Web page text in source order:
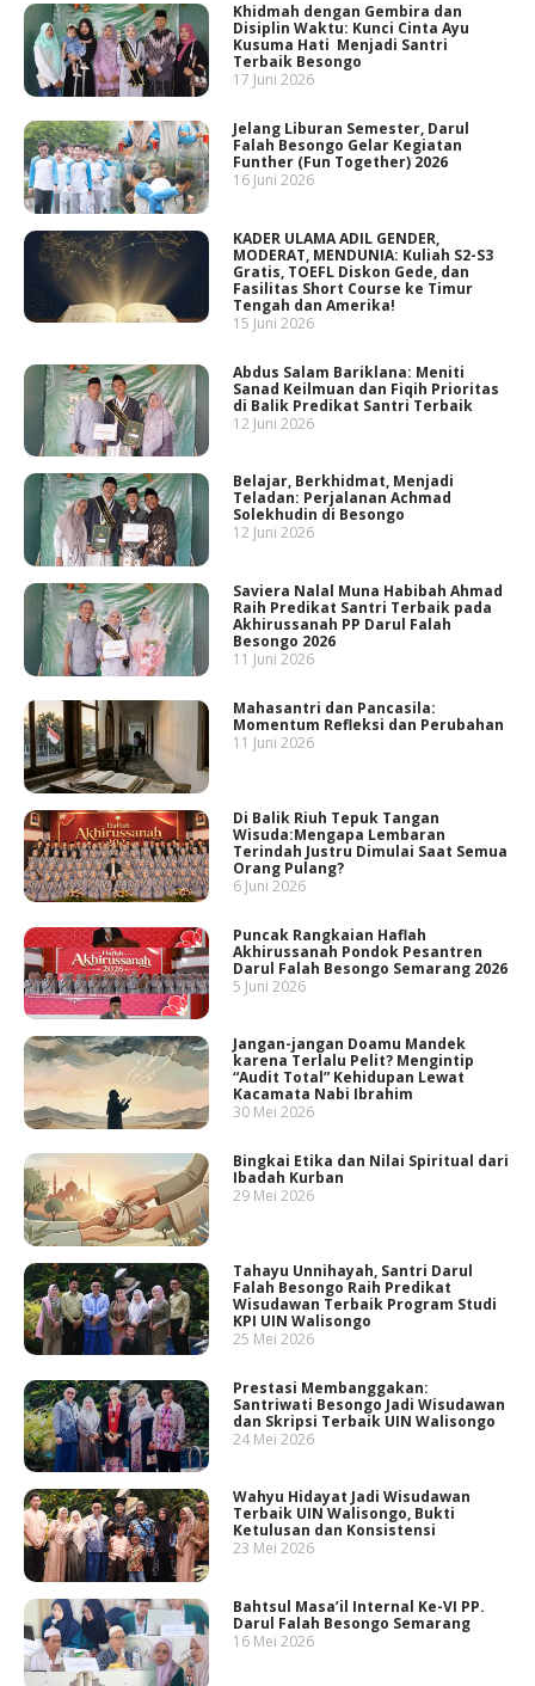
Khidmah dengan Gembira dan
Disiplin Waktu: Kunci Cinta Ayu
Kusuma Hati Menjadi Santri
Terbaik Besongo
17 Juni 2026
Jelang Liburan Semester, Darul
Falah Besongo Gelar Kegiatan
Funther (Fun Together) 2026
16 Juni 2026
KADER ULAMA ADIL GENDER,
MODERAT, MENDUNIA: Kuliah S2-S3
Gratis, TOEFL Diskon Gede, dan
Fasilitas Short Course ke Timur
Tengah dan Amerika!
15 Juni 2026
Abdus Salam Bariklana: Meniti
Sanad Keilmuan dan Fiqih Prioritas
di Balik Predikat Santri Terbaik
12 Juni 2026
Belajar, Berkhidmat, Menjadi
Teladan: Perjalanan Achmad
Solekhudin di Besongo
12 Juni 2026
Saviera Nalal Muna Habibah Ahmad
Raih Predikat Santri Terbaik pada
Akhirussanah PP Darul Falah
Besongo 2026
11 Juni 2026
Mahasantri dan Pancasila:
Momentum Refleksi dan Perubahan
11 Juni 2026
Di Balik Riuh Tepuk Tangan
Wisuda:Mengapa Lembaran
Terindah Justru Dimulai Saat Semua
Orang Pulang?
6 Juni 2026
Puncak Rangkaian Haflah
Akhirussanah Pondok Pesantren
Darul Falah Besongo Semarang 2026
5 Juni 2026
Jangan-jangan Doamu Mandek
karena Terlalu Pelit? Mengintip
“Audit Total” Kehidupan Lewat
Kacamata Nabi Ibrahim
30 Mei 2026
Bingkai Etika dan Nilai Spiritual dari
Ibadah Kurban
29 Mei 2026
Tahayu Unnihayah, Santri Darul
Falah Besongo Raih Predikat
Wisudawan Terbaik Program Studi
KPI UIN Walisongo
25 Mei 2026
Prestasi Membanggakan:
Santriwati Besongo Jadi Wisudawan
dan Skripsi Terbaik UIN Walisongo
24 Mei 2026
Wahyu Hidayat Jadi Wisudawan
Terbaik UIN Walisongo, Bukti
Ketulusan dan Konsistensi
23 Mei 2026
Bahtsul Masa’il Internal Ke-VI PP.
Darul Falah Besongo Semarang
16 Mei 2026